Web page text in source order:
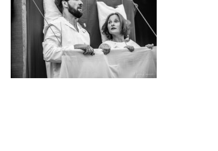
w Jeleniej Górze